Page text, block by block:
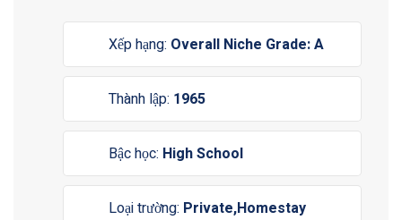
Xếp hạng: Overall Niche Grade: A
Thành lập: 1965
Bậc học: High School
Loại trường: Private,Homestay